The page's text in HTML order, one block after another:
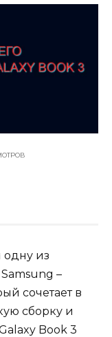
одну из
–
сочетает в
сборку и
Book 3